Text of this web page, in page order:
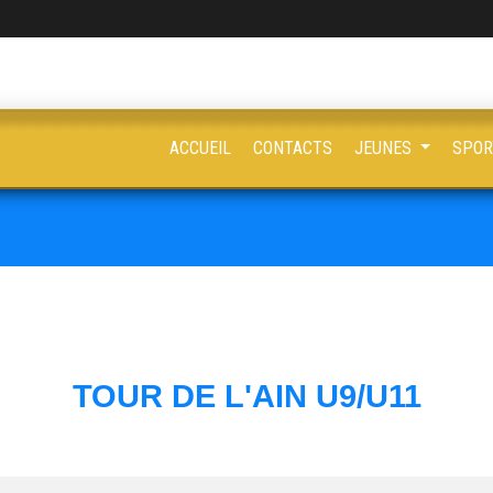
TOUR DE L'AIN U9/U11
ACCUEIL CONTACTS JEUNES